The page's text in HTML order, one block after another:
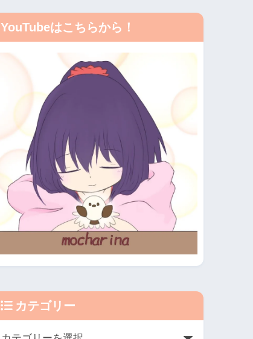
YouTubeはこちらから！
カテゴリー